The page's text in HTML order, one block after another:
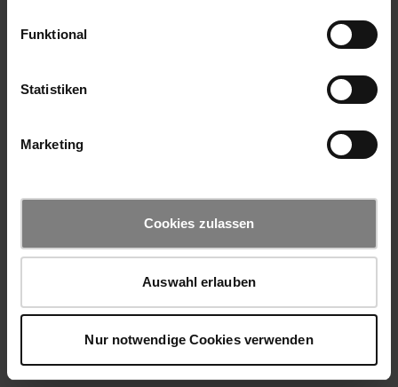
Funktional
Statistiken
Marketing
Cookies zulassen
Auswahl erlauben
Nur notwendige Cookies verwenden